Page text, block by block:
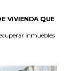
VIVIENDA QUE
inmuebles